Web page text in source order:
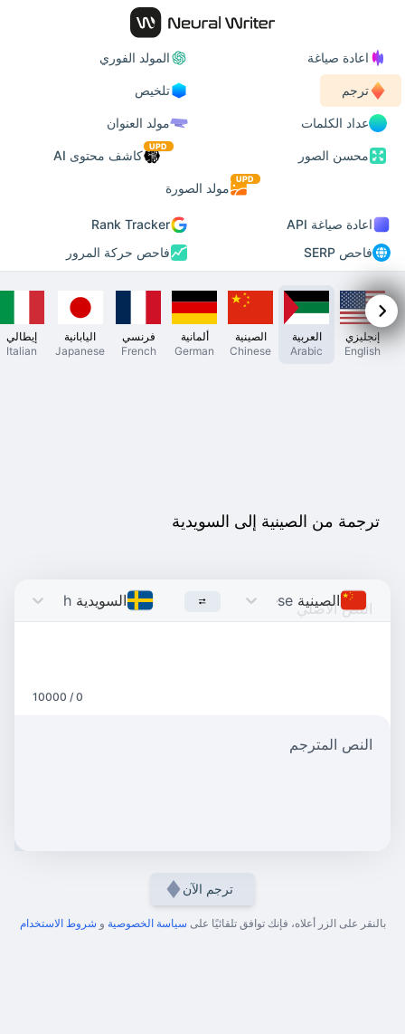
اعادة صياغة المولد الفوري
ترجم تلخيص
عداد الكلمات مولد العنوان
محسن الصور كاشف محتوى AI
UPD
مولد الصورة
UPD
اعادة صياغة API
Rank Tracker
فاحص SERP
فاحص حركة المرور
إنجليزي
English
العربية
Arabic
الصينية
Chinese
ألمانية
German
فرنسي
French
اليابانية
Japanese
إيطالي
Italian
ترجمة من الصينية إلى السويدية
الصينية Chinese السويدية Swedish
0 / 10000
النص المترجم
ترجم الآن
بالنقر على الزر أعلاه، فإنك توافق تلقائيًا على سياسة الخصوصية و شروط الاستخدام